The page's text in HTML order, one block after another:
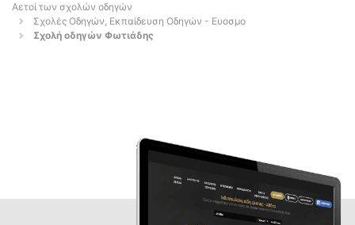
Αετοί των σχολών οδηγών
Σχολές Οδηγών, Εκπαίδευση Οδηγών - Ευοσμο
Σχολή οδηγών Φωτιάδης